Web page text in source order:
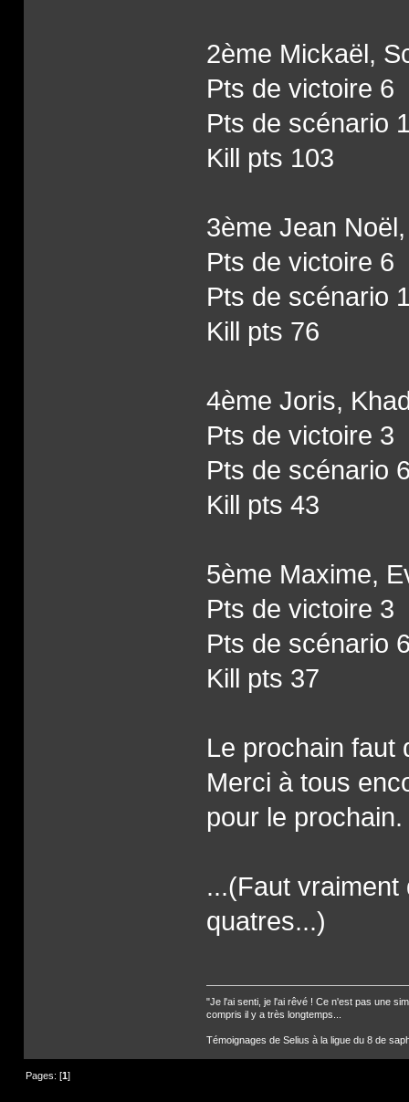
2ème Mickaël,
Pts de victoire 6
Pts de scénario
Kill pts 103
3ème Jean
Pts de victoire 6
Pts de scénario
Kill pts 76
4ème Joris,
Pts de victoire 3
Pts de scénario
Kill pts 43
5ème Maxime,
Pts de victoire 3
Pts de scénario
Kill pts 37
Le prochain
Merci à tous
pour le prochain.
...(Faut
quatres...)
"Je l'ai senti, je l'ai rêvé ! Ce n'est pas une
compris il y a très longtemps...
Témoignages de Selius à la ligue du 8 de
Pages: [1]